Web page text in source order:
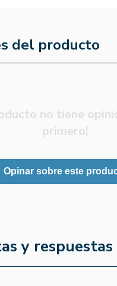
del producto
no tiene
primero!
Opinar sobre este
y respuestas